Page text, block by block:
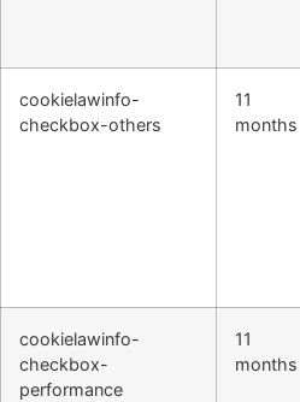
cookielawinfo-
checkbox-others
11
months
cookielawinfo-
checkbox-
performance
11
months